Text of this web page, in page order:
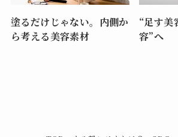
塗るだけじゃない。内側か
ら考える美容素材
“足す美
容”へ